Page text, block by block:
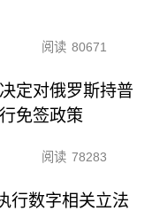
阅读 80671
定对俄罗斯持普
免签政策
阅读 78283
行数字相关立法